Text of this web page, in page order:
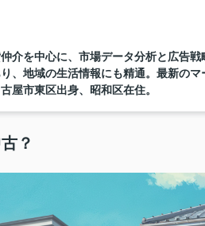
介を中心に、市場データ分析と広告
、地域の生活情報にも精通。最新の
屋市東区出身、昭和区在住。
？